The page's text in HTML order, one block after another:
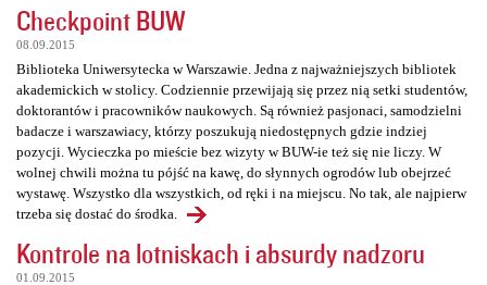
Checkpoint BUW
08.09.2015
Biblioteka Uniwersytecka w Warszawie. Jedna z najważniejszych bibliotek
akademickich w stolicy. Codziennie przewijają się przez nią setki studentów,
doktorantów i pracowników naukowych. Są również pasjonaci, samodzielni
badacze i warszawiacy, którzy poszukują niedostępnych gdzie indziej
pozycji. Wycieczka po mieście bez wizyty w BUW-ie też się nie liczy. W
wolnej chwili można tu pójść na kawę, do słynnych ogrodów lub obejrzeć
wystawę. Wszystko dla wszystkich, od ręki i na miejscu. No tak, ale najpierw
trzeba się dostać do środka.
Kontrole na lotniskach i absurdy nadzoru
01.09.2015